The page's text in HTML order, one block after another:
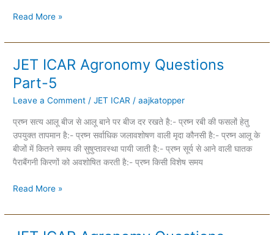
Read More »
JET ICAR Agronomy Questions
Part-5
Leave a Comment /JET ICAR /aajkatopper
प्रष्न सत्य आलू बीज से आलू बाने पर बीज दर रखते है:- प्रष्न रबी की फसलों हेतु
उपयुक्त तापमान है:- प्रष्न सर्वाधिक जलावशोषण वाली मृदा कौनसी है:- प्रष्न आलू के
बीजों में कितने समय की सुषुप्तावस्था पायी जाती है:- प्रष्न सूर्य से आने वाली घातक
पैराबैंगनी किरणों को अवशोषित करती है:- प्रष्न किसी विशेष समय
JET
ICAR
Agronomy
Questions
5
Read More »